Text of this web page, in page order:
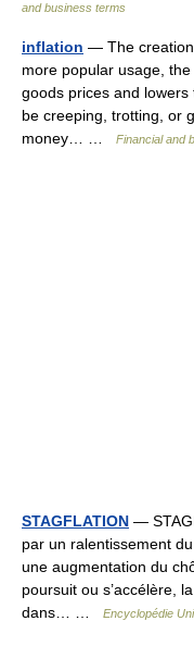
and business terms
inflation — The creation
more popular usage,
goods prices and
be creeping, trotting, or
money… …
Financial and
STAGFLATION —
par un ralentissement
une augmentation du
poursuit ou s’accélère,
dans… …
Encyclopédie